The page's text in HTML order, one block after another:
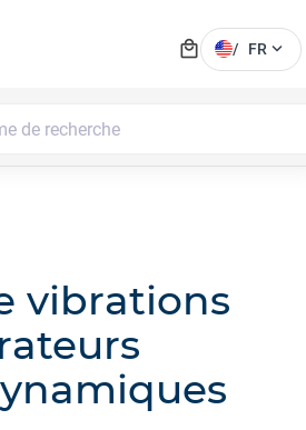
local_mall / FR expand_more
vibrations